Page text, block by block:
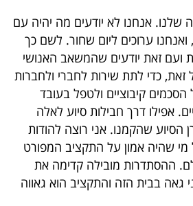
שלנו. אנחנו לא יודעים מה יהיה עם
ערוכים ליום שחור. לשם כך
ועם זאת יודעים שהמשאב האנושי
כדי לתת שירות לחברי ולחברות
קיבוציים ולטפל בעובד
אפילו דרך חבילות סיוע לאלה
הסיוע שהקמנו. אני רוצה להודות
מי שהיה אמון על התקציב המפורט
ההסתדרות מובילה קדימה את
בבית הזה והתקציב הוא גאווה